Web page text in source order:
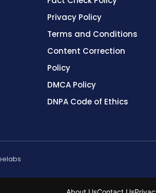
Privacy Policy
Terms and Conditions
Content Correction
Policy
DMCA Policy
DNPA Code of Ethics